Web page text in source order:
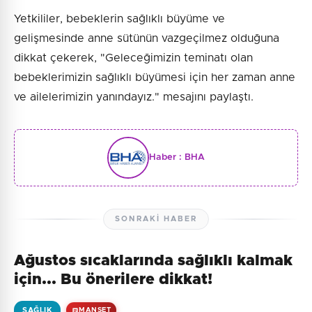
Yetkililer, bebeklerin sağlıklı büyüme ve
gelişmesinde anne sütünün vazgeçilmez olduğuna
dikkat çekerek, "Geleceğimizin teminatı olan
bebeklerimizin sağlıklı büyümesi için her zaman anne
ve ailelerimizin yanındayız." mesajını paylaştı.
Haber : BHA
SONRAKI HABER
Ağustos sıcaklarında sağlıklı kalmak
için... Bu önerilere dikkat!
SAĞLIK MANŞET